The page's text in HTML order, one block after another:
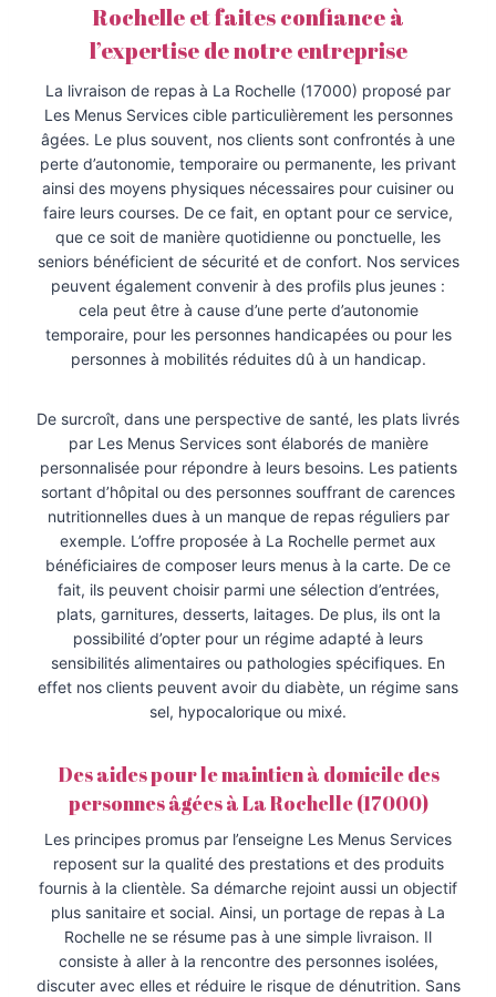
Rochelle et faites confiance à
l’expertise de notre entreprise
La livraison de repas à La Rochelle (17000) proposé par
Les Menus Services cible particulièrement les personnes
âgées. Le plus souvent, nos clients sont confrontés à une
perte d’autonomie, temporaire ou permanente, les privant
ainsi des moyens physiques nécessaires pour cuisiner ou
faire leurs courses. De ce fait, en optant pour ce service,
que ce soit de manière quotidienne ou ponctuelle, les
seniors bénéficient de sécurité et de confort. Nos services
peuvent également convenir à des profils plus jeunes :
cela peut être à cause d’une perte d’autonomie
temporaire, pour les personnes handicapées ou pour les
personnes à mobilités réduites dû à un handicap.
De surcroît, dans une perspective de santé, les plats livrés
par Les Menus Services sont élaborés de manière
personnalisée pour répondre à leurs besoins. Les patients
sortant d’hôpital ou des personnes souffrant de carences
nutritionnelles dues à un manque de repas réguliers par
exemple. L’offre proposée à La Rochelle permet aux
bénéficiaires de composer leurs menus à la carte. De ce
fait, ils peuvent choisir parmi une sélection d’entrées,
plats, garnitures, desserts, laitages. De plus, ils ont la
possibilité d’opter pour un régime adapté à leurs
sensibilités alimentaires ou pathologies spécifiques. En
effet nos clients peuvent avoir du diabète, un régime sans
sel, hypocalorique ou mixé.
Des aides pour le maintien à domicile des
personnes âgées à La Rochelle (17000)
Les principes promus par l’enseigne Les Menus Services
reposent sur la qualité des prestations et des produits
fournis à la clientèle. Sa démarche rejoint aussi un objectif
plus sanitaire et social. Ainsi, un portage de repas à La
Rochelle ne se résume pas à une simple livraison. Il
consiste à aller à la rencontre des personnes isolées,
discuter avec elles et réduire le risque de dénutrition. Sans